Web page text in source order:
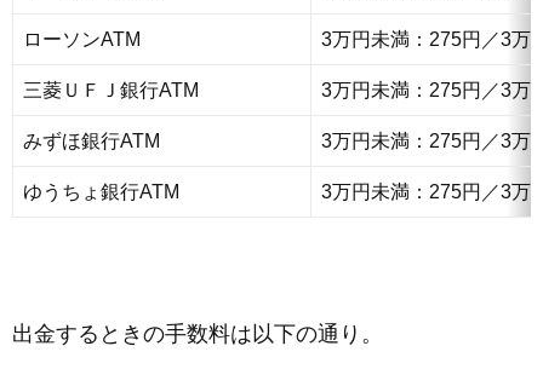
ローソンATM 3万円未満：275円／3万
三菱ＵＦＪ銀行ATM 3万円未満：275円／3万
みずほ銀行ATM 3万円未満：275円／3万
ゆうちょ銀行ATM 3万円未満：275円／3万
出金するときの手数料は以下の通り。